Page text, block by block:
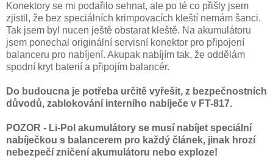
Konektory se mi podařilo sehnat, ale po té co přišly jsem
zjistil, že bez speciálních krimpovacích kleští nemám šanci.
Tak jsem byl nucen ještě obstarat kleště. Na akumulátoru
jsem ponechal originální servisní konektor pro připojení
balanceru pro nabíjení. Akupak nabíjím tak, že oddělám
spodní kryt baterií a připojím balancér.
Do budoucna je potřeba určitě vyřešit, z bezpečnostních
důvodů, zablokování interního nabíječe v FT-817.
POZOR - Li-Pol akumulátory se musí nabíjet speciální
nabíječkou s balancerem pro každý článek, jinak hrozí
nebezpečí zničení akumulátoru nebo exploze!